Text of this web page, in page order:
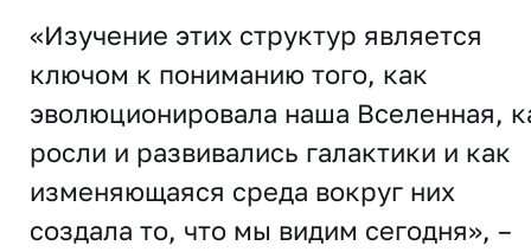
«Изучение этих структур является
ключом к пониманию того, как
эволюционировала наша Вселенная,
росли и развивались галактики и как
изменяющаяся среда вокруг них
создала то, что мы видим сегодня», –